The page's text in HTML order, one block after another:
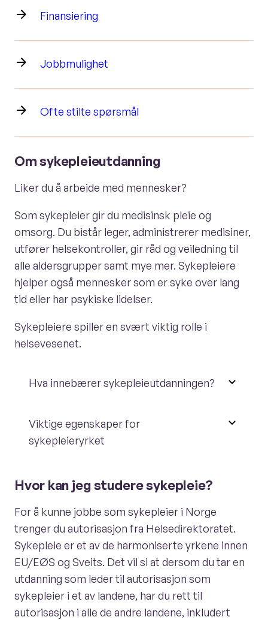
Finansiering
Jobbmulighet
Ofte stilte spørsmål
Om sykepleieutdanning
Liker du å arbeide med mennesker?
Som sykepleier gir du medisinsk pleie og
omsorg. Du bistår leger, administrerer medisiner,
utfører helsekontroller, gir råd og veiledning til
alle aldersgrupper samt mye mer. Sykepleiere
hjelper også mennesker som er syke over lang
tid eller har psykiske lidelser.
Sykepleiere spiller en svært viktig rolle i
helsevesenet.
Hva innebærer sykepleieutdanningen?
Viktige egenskaper for
sykepleieryrket
Hvor kan jeg studere sykepleie?
For å kunne jobbe som sykepleier i Norge
trenger du autorisasjon fra Helsedirektoratet.
Sykepleie er et av de harmoniserte yrkene innen
EU/EØS og Sveits. Det vil si at dersom du tar en
utdanning som leder til autorisasjon som
sykepleier i et av landene, har du rett til
autorisasjon i alle de andre landene, inkludert